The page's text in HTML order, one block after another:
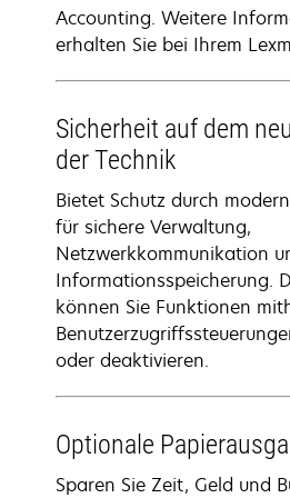
Accounting. Weitere
erhalten Sie bei Ihrem
Sicherheit auf dem
der Technik
Bietet Schutz durch
für sichere Verwaltung,
Netzwerkkommunikation
Informationsspeicherung.
können Sie Funktionen
oder deaktivieren.
Optionale
Sparen Sie Zeit, Geld und